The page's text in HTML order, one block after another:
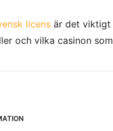
licensär det viktigt
och vilka casinon som